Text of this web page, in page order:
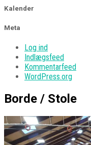
Kalender
Meta
Log ind
Indlægsfeed
Kommentarfeed
WordPress.org
Borde / Stole